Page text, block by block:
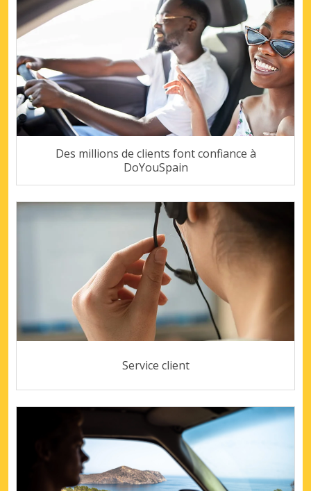
Des millions de clients font confiance à
DoYouSpain
Service client